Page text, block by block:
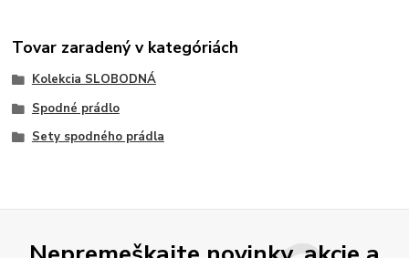
Tovar zaradený v kategóriách
Kolekcia SLOBODNÁ
Spodné prádlo
Sety spodného prádla